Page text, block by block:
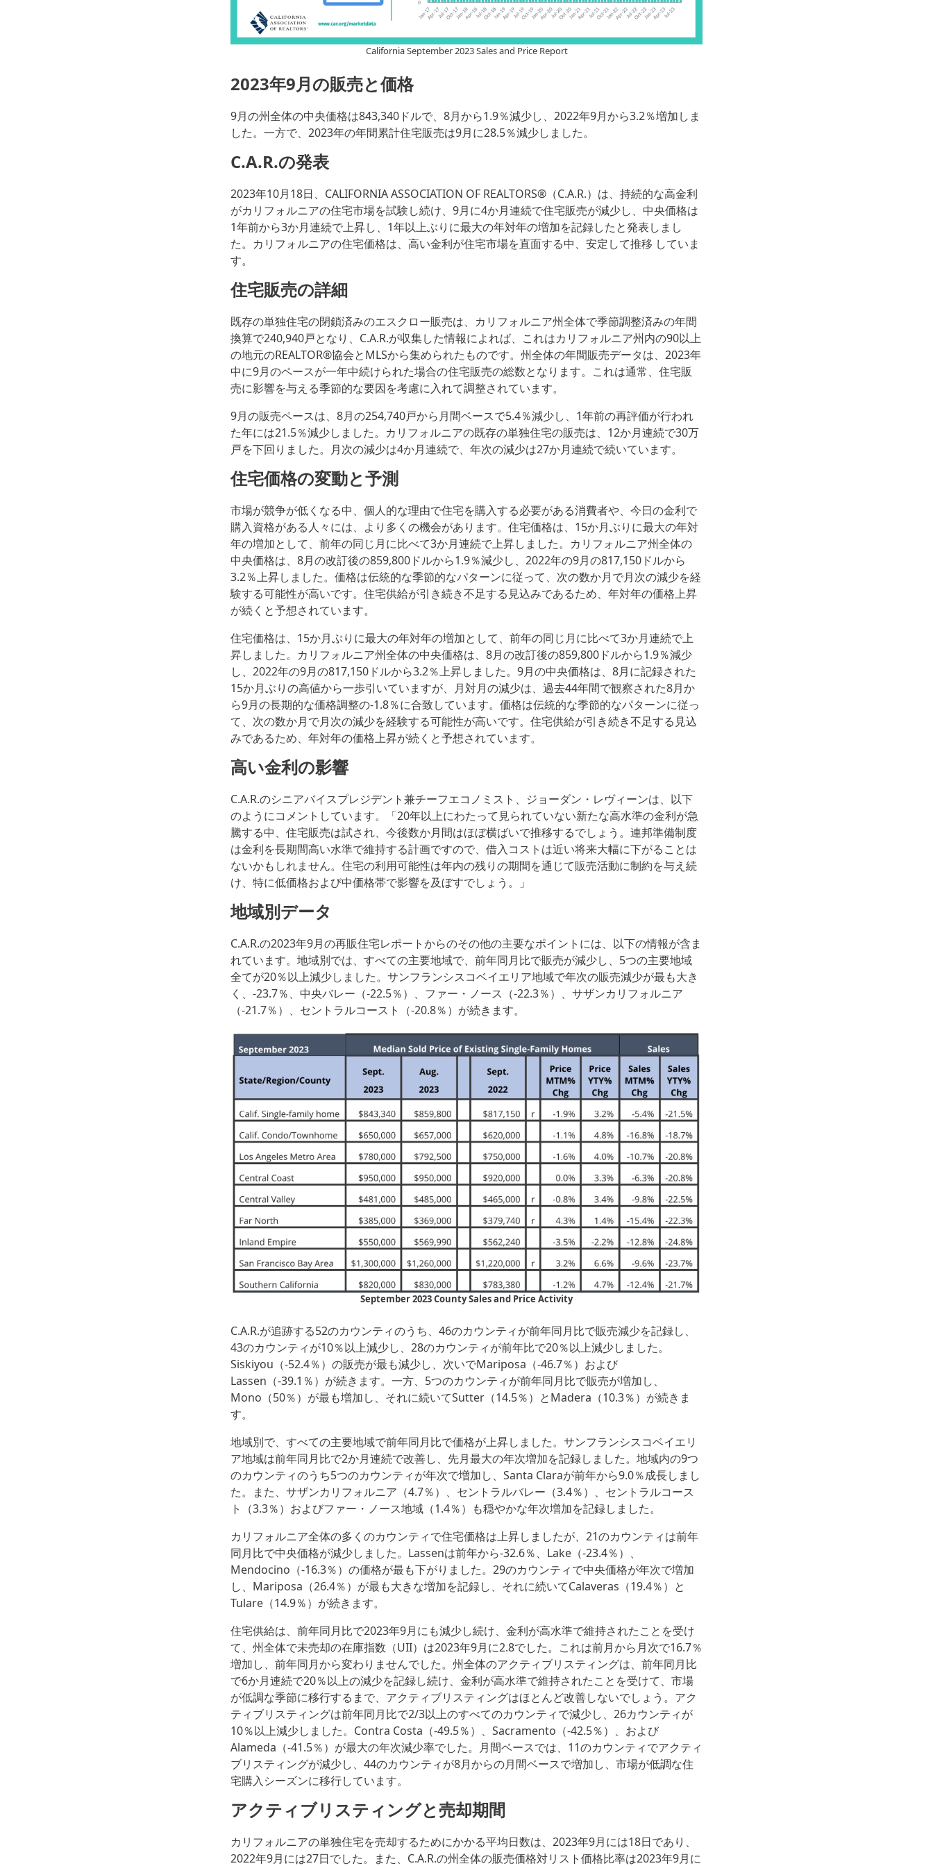
California September 2023 Sales and Price Report
2023年9月の販売と価格
9月の州全体の中央価格は843,340ドルで、8月から1.9％減少し、2022年9月から3.2％増加しま
した。一方で、2023年の年間累計住宅販売は9月に28.5％減少しました。
C.A.R.の発表
2023年10月18日、CALIFORNIA ASSOCIATION OF REALTORS®（C.A.R.）は、持続的な高金利
がカリフォルニアの住宅市場を試験し続け、9月に4か月連続で住宅販売が減少し、中央価格は
1年前から3か月連続で上昇し、1年以上ぶりに最大の年対年の増加を記録したと発表しまし
た。カリフォルニアの住宅価格は、高い金利が住宅市場を直面する中、安定して推移 していま
す。
住宅販売の詳細
既存の単独住宅の閉鎖済みのエスクロー販売は、カリフォルニア州全体で季節調整済みの年間
換算で240,940戸となり、C.A.R.が収集した情報によれば、これはカリフォルニア州内の90以上
の地元のREALTOR®協会とMLSから集められたものです。州全体の年間販売データは、2023年
中に9月のペースが一年中続けられた場合の住宅販売の総数となります。これは通常、住宅販
売に影響を与える季節的な要因を考慮に入れて調整されています。
9月の販売ペースは、8月の254,740戸から月間ベースで5.4％減少し、1年前の再評価が行われ
た年には21.5％減少しました。カリフォルニアの既存の単独住宅の販売は、12か月連続で30万
戸を下回りました。月次の減少は4か月連続で、年次の減少は27か月連続で続いています。
住宅価格の変動と予測
市場が競争が低くなる中、個人的な理由で住宅を購入する必要がある消費者や、今日の金利で
購入資格がある人々には、より多くの機会があります。住宅価格は、15か月ぶりに最大の年対
年の増加として、前年の同じ月に比べて3か月連続で上昇しました。カリフォルニア州全体の
中央価格は、8月の改訂後の859,800ドルから1.9％減少し、2022年の9月の817,150ドルから
3.2％上昇しました。価格は伝統的な季節的なパターンに従って、次の数か月で月次の減少を経
験する可能性が高いです。住宅供給が引き続き不足する見込みであるため、年対年の価格上昇
が続くと予想されています。
住宅価格は、15か月ぶりに最大の年対年の増加として、前年の同じ月に比べて3か月連続で上
昇しました。カリフォルニア州全体の中央価格は、8月の改訂後の859,800ドルから1.9％減少
し、2022年の9月の817,150ドルから3.2％上昇しました。9月の中央価格は、8月に記録された
15か月ぶりの高値から一歩引いていますが、月対月の減少は、過去44年間で観察された8月か
ら9月の長期的な価格調整の-1.8％に合致しています。価格は伝統的な季節的なパターンに従っ
て、次の数か月で月次の減少を経験する可能性が高いです。住宅供給が引き続き不足する見込
みであるため、年対年の価格上昇が続くと予想されています。
高い金利の影響
C.A.R.のシニアバイスプレジデント兼チーフエコノミスト、ジョーダン・レヴィーンは、以下
のようにコメントしています。「20年以上にわたって見られていない新たな高水準の金利が急
騰する中、住宅販売は試され、今後数か月間はほぼ横ばいで推移するでしょう。連邦準備制度
は金利を長期間高い水準で維持する計画ですので、借入コストは近い将来大幅に下がることは
ないかもしれません。住宅の利用可能性は年内の残りの期間を通じて販売活動に制約を与え続
け、特に低価格および中価格帯で影響を及ぼすでしょう。」
地域別データ
C.A.R.の2023年9月の再販住宅レポートからのその他の主要なポイントには、以下の情報が含ま
れています。地域別では、すべての主要地域で、前年同月比で販売が減少し、5つの主要地域
全てが20％以上減少しました。サンフランシスコベイエリア地域で年次の販売減少が最も大き
く、-23.7％、中央バレー（-22.5％）、ファー・ノース（-22.3％）、サザンカリフォルニア
（-21.7％）、セントラルコースト（-20.8％）が続きます。
September 2023 County Sales and Price Activity
C.A.R.が追跡する52のカウンティのうち、46のカウンティが前年同月比で販売減少を記録し、
43のカウンティが10％以上減少し、28のカウンティが前年比で20％以上減少しました。
Siskiyou（-52.4％）の販売が最も減少し、次いでMariposa（-46.7％）および
Lassen（-39.1％）が続きます。一方、5つのカウンティが前年同月比で販売が増加し、
Mono（50％）が最も増加し、それに続いてSutter（14.5％）とMadera（10.3％）が続きま
す。
地域別で、すべての主要地域で前年同月比で価格が上昇しました。サンフランシスコベイエリ
ア地域は前年同月比で2か月連続で改善し、先月最大の年次増加を記録しました。地域内の9つ
のカウンティのうち5つのカウンティが年次で増加し、Santa Claraが前年から9.0％成長しまし
た。また、サザンカリフォルニア（4.7％）、セントラルバレー（3.4％）、セントラルコース
ト（3.3％）およびファー・ノース地域（1.4％）も穏やかな年次増加を記録しました。
カリフォルニア全体の多くのカウンティで住宅価格は上昇しましたが、21のカウンティは前年
同月比で中央価格が減少しました。Lassenは前年から-32.6％、Lake（-23.4％）、
Mendocino（-16.3％）の価格が最も下がりました。29のカウンティで中央価格が年次で増加
し、Mariposa（26.4％）が最も大きな増加を記録し、それに続いてCalaveras（19.4％）と
Tulare（14.9％）が続きます。
住宅供給は、前年同月比で2023年9月にも減少し続け、金利が高水準で維持されたことを受け
て、州全体で未売却の在庫指数（UII）は2023年9月に2.8でした。これは前月から月次で16.7％
増加し、前年同月から変わりませんでした。州全体のアクティブリスティングは、前年同月比
で6か月連続で20％以上の減少を記録し続け、金利が高水準で維持されたことを受けて、市場
が低調な季節に移行するまで、アクティブリスティングはほとんど改善しないでしょう。アク
ティブリスティングは前年同月比で2/3以上のすべてのカウンティで減少し、26カウンティが
10％以上減少しました。Contra Costa（-49.5％）、Sacramento（-42.5％）、および
Alameda（-41.5％）が最大の年次減少率でした。月間ベースでは、11のカウンティでアクティ
ブリスティングが減少し、44のカウンティが8月からの月間ベースで増加し、市場が低調な住
宅購入シーズンに移行しています。
アクティブリスティングと売却期間
カリフォルニアの単独住宅を売却するためにかかる平均日数は、2023年9月には18日であり、
2022年9月には27日でした。また、C.A.R.の州全体の販売価格対リスト価格比率は2023年9月に